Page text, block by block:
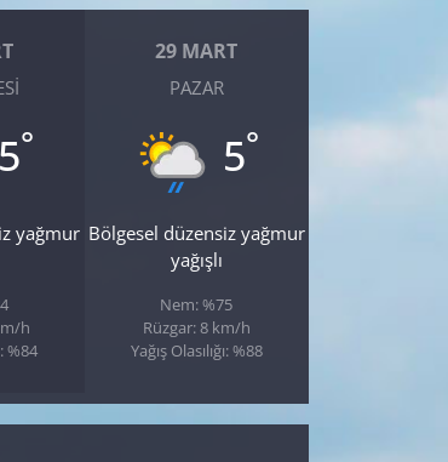
5°
yağmur
h
%84
29 MART
PAZAR
5°
Bölgesel düzensiz yağmur
yağışlı
Nem: %75
Rüzgar: 8 km/h
Yağış Olasılığı: %88